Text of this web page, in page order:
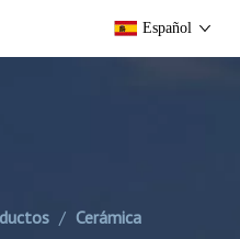
Español
/ Cerámica